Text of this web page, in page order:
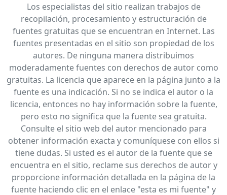
Los especialistas del sitio realizan trabajos de
recopilación, procesamiento y estructuración de
fuentes gratuitas que se encuentran en Internet. Las
fuentes presentadas en el sitio son propiedad de los
autores. De ninguna manera distribuimos
moderadamente fuentes con derechos de autor como
gratuitas. La licencia que aparece en la página junto a la
fuente es una indicación. Si no se indica el autor o la
licencia, entonces no hay información sobre la fuente,
pero esto no significa que la fuente sea gratuita.
Consulte el sitio web del autor mencionado para
obtener información exacta y comuníquese con ellos si
tiene dudas. Si usted es el autor de la fuente que se
encuentra en el sitio, reclame sus derechos de autor y
proporcione información detallada en la página de la
fuente haciendo clic en el enlace "esta es mi fuente" y